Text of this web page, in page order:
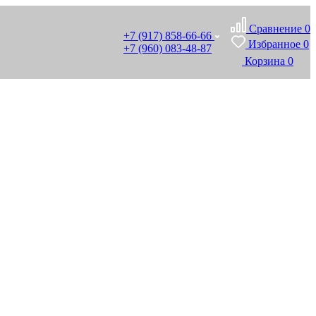
+7 (917) 858-66-66
+7 (960) 083-48-87
Сравнение 0
Избранное 0
Корзина 0